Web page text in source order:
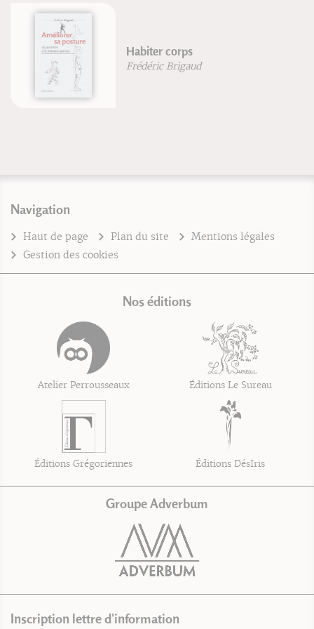
Habiter corps
Frédéric Brigaud
Navigation
Haut de page Plan du site
Mentions légales
Gestion des cookies
Nos éditions
Atelier Perrousseaux Éditions Le Sureau
Éditions Grégoriennes Éditions DésIris
Groupe Adverbum
Inscription lettre d'information